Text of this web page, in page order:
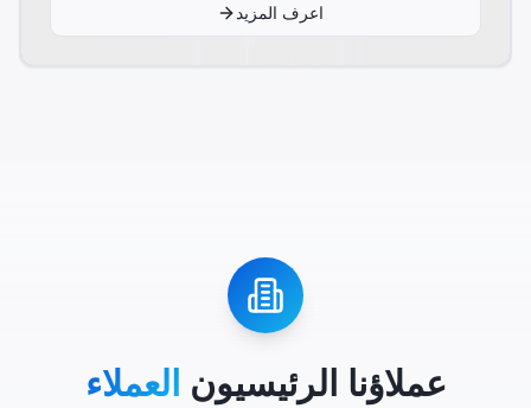
اعرف المزيد
عملاؤنا الرئيسيون العملاء